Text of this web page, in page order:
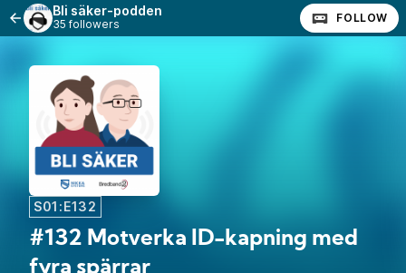
Bli säker-podden
35 followers FOLLOW
S01:E132
#132 Motverka ID-kapning med
fyra spärrar